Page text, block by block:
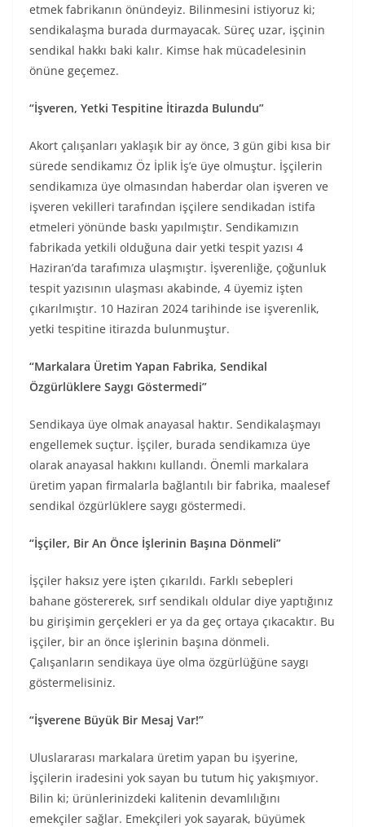
etmek fabrikanın önündeyiz. Bilinmesini istiyoruz ki;
sendikalaşma burada durmayacak. Süreç uzar, işçinin
sendikal hakkı baki kalır. Kimse hak mücadelesinin
önüne geçemez.
“İşveren, Yetki Tespitine İtirazda Bulundu”
Akort çalışanları yaklaşık bir ay önce, 3 gün gibi kısa bir
sürede sendikamız Öz İplik İş’e üye olmuştur. İşçilerin
sendikamıza üye olmasından haberdar olan işveren ve
işveren vekilleri tarafından işçilere sendikadan istifa
etmeleri yönünde baskı yapılmıştır. Sendikamızın
fabrikada yetkili olduğuna dair yetki tespit yazısı 4
Haziran’da tarafımıza ulaşmıştır. İşverenliğe, çoğunluk
tespit yazısının ulaşması akabinde, 4 üyemiz işten
çıkarılmıştır. 10 Haziran 2024 tarihinde ise işverenlik,
yetki tespitine itirazda bulunmuştur.
“Markalara Üretim Yapan Fabrika, Sendikal
Özgürlüklere Saygı Göstermedi”
Sendikaya üye olmak anayasal haktır. Sendikalaşmayı
engellemek suçtur. İşçiler, burada sendikamıza üye
olarak anayasal hakkını kullandı. Önemli markalara
üretim yapan firmalarla bağlantılı bir fabrika, maalesef
sendikal özgürlüklere saygı göstermedi.
“İşçiler, Bir An Önce İşlerinin Başına Dönmeli”
İşçiler haksız yere işten çıkarıldı. Farklı sebepleri
bahane göstererek, sırf sendikalı oldular diye yaptığınız
bu girişimin gerçekleri er ya da geç ortaya çıkacaktır. Bu
işçiler, bir an önce işlerinin başına dönmeli.
Çalışanların sendikaya üye olma özgürlüğüne saygı
göstermelisiniz.
“İşverene Büyük Bir Mesaj Var!”
Uluslararası markalara üretim yapan bu işyerine,
İşçilerin iradesini yok sayan bu tutum hiç yakışmıyor.
Bilin ki; ürünlerinizdeki kalitenin devamlılığını
emekçiler sağlar. Emekçileri yok sayarak, büyümek